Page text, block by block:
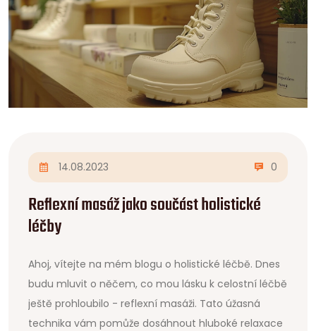
14.08.2023 0
Reflexní masáž jako součást holistické
léčby
Ahoj, vítejte na mém blogu o holistické léčbě. Dnes
budu mluvit o něčem, co mou lásku k celostní léčbě
ještě prohloubilo - reflexní masáži. Tato úžasná
technika vám pomůže dosáhnout hluboké relaxace